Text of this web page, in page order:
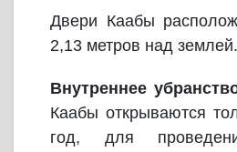
Двери Каабы
2,13 метров над землей.
Внутреннее
Каабы открываются
год, для